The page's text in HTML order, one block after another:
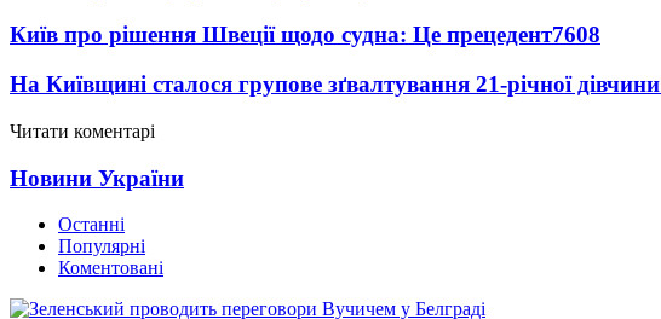
Київ про рішення Швеції щодо судна: Це прецедент7608
На Київщині сталося групове зґвалтування 21-річної дівчини
Читати коментарі
Новини України
Останні
Популярні
Коментовані